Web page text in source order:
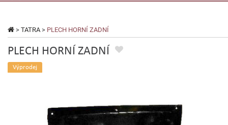
> TATRA> PLECH HORNÍ ZADNÍ
PLECH HORNÍ ZADNÍ
Výprodej